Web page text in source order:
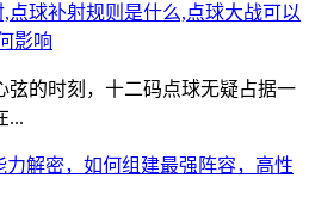
,点球补射规则是什么,点球大战可以
影响
弦的时刻，十二码点球无疑占据一
...
力解密，如何组建最强阵容，高性